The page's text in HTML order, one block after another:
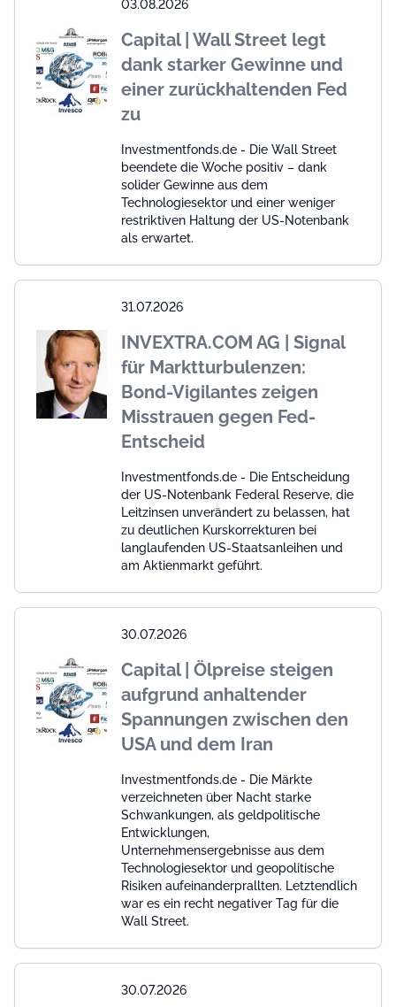
03.08.2026
Capital | Wall Street legt
dank starker Gewinne und
einer zurückhaltenden Fed
zu
Investmentfonds.de - Die Wall Street
beendete die Woche positiv – dank
solider Gewinne aus dem
Technologiesektor und einer weniger
restriktiven Haltung der US-Notenbank
als erwartet.
31.07.2026
INVEXTRA.COM AG | Signal
für Marktturbulenzen:
Bond-Vigilantes zeigen
Misstrauen gegen Fed-
Entscheid
Investmentfonds.de - Die Entscheidung
der US-Notenbank Federal Reserve, die
Leitzinsen unverändert zu belassen, hat
zu deutlichen Kurskorrekturen bei
langlaufenden US-Staatsanleihen und
am Aktienmarkt geführt.
30.07.2026
Capital | Ölpreise steigen
aufgrund anhaltender
Spannungen zwischen den
USA und dem Iran
Investmentfonds.de - Die Märkte
verzeichneten über Nacht starke
Schwankungen, als geldpolitische
Entwicklungen,
Unternehmensergebnisse aus dem
Technologiesektor und geopolitische
Risiken aufeinanderprallten. Letztendlich
war es ein recht negativer Tag für die
Wall Street.
30.07.2026